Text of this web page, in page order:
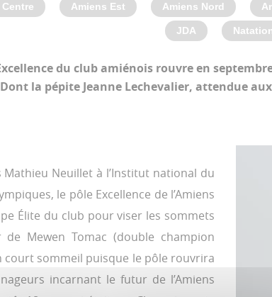
Amiens Est Amiens Nord
JDA
du club amiénois rouvre en
Dont la pépite Jeanne Lechevalier, attendue
Neuillet à l’Institut national du
le pôle Excellence de l’Amiens
Élite du club pour viser les sommets
Mewen Tomac (double champion
court sommeil puisque le pôle rouvrira
incarnant le futur de l’Amiens